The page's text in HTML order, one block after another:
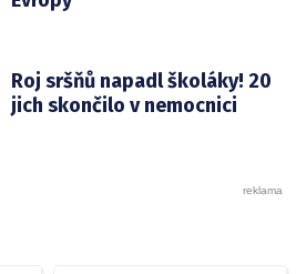
Roj sršňů napadl školáky! 20
jich skončilo v nemocnici